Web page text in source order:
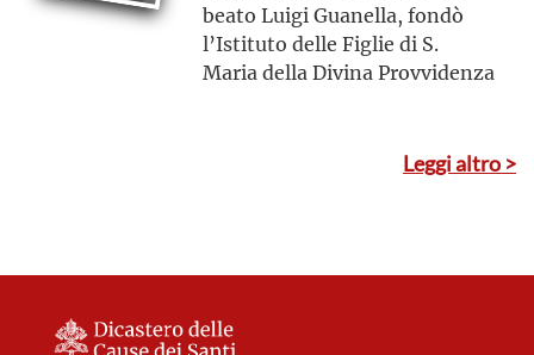
beato Luigi Guanella, fondò
l’Istituto delle Figlie di S.
Maria della Divina Provvidenza
Leggi altro >